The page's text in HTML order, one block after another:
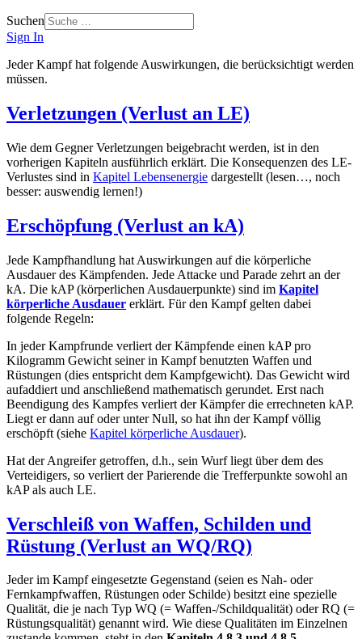
Suchen
Sign In
Jeder Kampf hat folgende Auswirkungen, die berücksichtigt werden
müssen.
Verletzungen (Verlust an LE)
Wie dem Gegner Verletzungen beigebracht werden, ist in den
vorherigen Kapiteln ausführlich erklärt. Die Konsequenzen des LE-
Verlustes sind in Kapitel Lebensenergie dargestellt (lesen…, noch
besser: auswendig lernen!)
Erschöpfung (Verlust an kA)
Jede Kampfhandlung hat Auswirkungen auf die körperliche
Ausdauer des Kämpfenden. Jede Attacke und Parade zehrt an der
kA. Die kAP (körperlichen Ausdauerpunkte) sind im Kapitel
körperliche Ausdauer erklärt. Für den Kampf gelten dabei
folgende Regeln:
In jeder Kampfrunde verliert der Kämpfende einen kAP pro
Kilogramm Gewicht seiner in Kampf benutzten Waffen und
Rüstungen (dies entspricht dem Kampfgewicht). Das Gewicht wird
aufaddiert und anschließend mathematisch gerundet. Erst nach
Beendigung des Kampfes verliert der Kämpfer die errechneten kAP.
Liegt er dann auf oder unter Null, so hat ihn der Kampf völlig
erschöpft (siehe Kapitel körperliche Ausdauer).
Hat der Angreifer getroffen, d.h., sein Wurf liegt über dem des
Verteidigers, so verliert der Parierende die Trefferpunkte sowohl an
kAP als auch LE.
Verschleiß von Waffen, Schilden und
Rüstung (Verlust an WQ/RQ)
Jeder im Kampf eingesetzte Gegenstand (seien es Nah- oder
Fernkampfwaffen, Rüstungen oder Schilde) besitzt eine spezielle
Qualität, die je nach Typ WQ (= Waffen-/Schildqualität) oder RQ (=
Rüstungsqualität) genannt wird. Wie diese Qualitäten im Einzelnen